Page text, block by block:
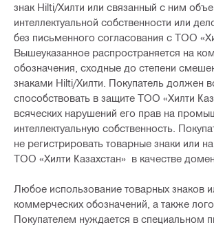
знак Hilti/Хилти или связанный с ним
интеллектуальной собственности или
без письменного согласования с ТОО
Вышеуказанное распространяется на
обозначения, сходные до степени
знаками Hilti/Хилти. Покупатель должен
способствовать в защите ТОО «Хилти
всяческих нарушений его прав на
интеллектуальную собственность.
не регистрировать товарные знаки или
ТОО «Хилти Казахстан» в качестве
Любое использование товарных знаков
коммерческих обозначений, а также
Покупателем нуждается в специальном